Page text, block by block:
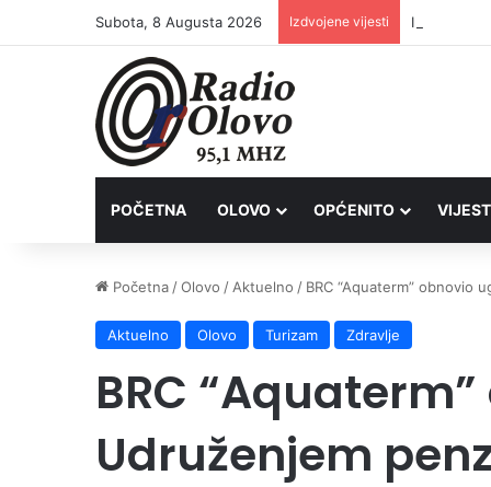
Subota, 8 Augusta 2026 Izdvojene vijesti Inspektori
POČETNA OLOVO OPĆENITO
Početna /Olovo / Aktuelno / BRC “Aquaterm” obnovio
Aktuelno Olovo Turizam Zdravlje
BRC
Udruženjem